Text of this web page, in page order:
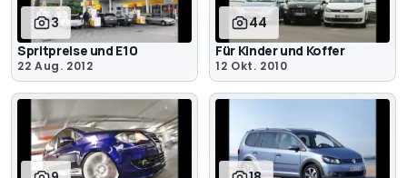
3
Spritpreise und E10
22 Aug. 2012
44
Für Kinder und Koffer
12 Okt. 2010